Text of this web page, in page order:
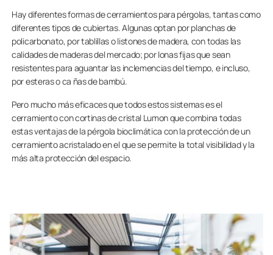
Hay diferentes formas de cerramientos para pérgolas, tantas como
diferentes tipos de cubiertas. Algunas optan por planchas de
policarbonato, por tablillas o listones de madera, con todas las
calidades de maderas del mercado; por lonas fijas que sean
resistentes para aguantar las inclemencias del tiempo, e incluso,
por esteras o ca ñas de bambú.
Pero mucho más eficaces que todos estos sistemas es el
cerramiento con cortinas de cristal Lumon que combina todas
estas ventajas de la pérgola bioclimática con la protección de un
cerramiento acristalado en el que se permite la total visibilidad y la
más alta protección del espacio.